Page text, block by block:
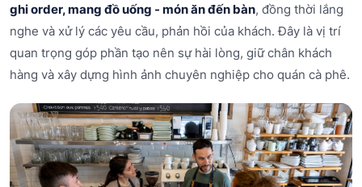
ghi order, mang đồ uống - món ăn đến bàn, đồng thời lắng
nghe và xử lý các yêu cầu, phản hồi của khách. Đây là vị trí
quan trọng góp phần tạo nên sự hài lòng, giữ chân khách
hàng và xây dựng hình ảnh chuyên nghiệp cho quán cà phê.